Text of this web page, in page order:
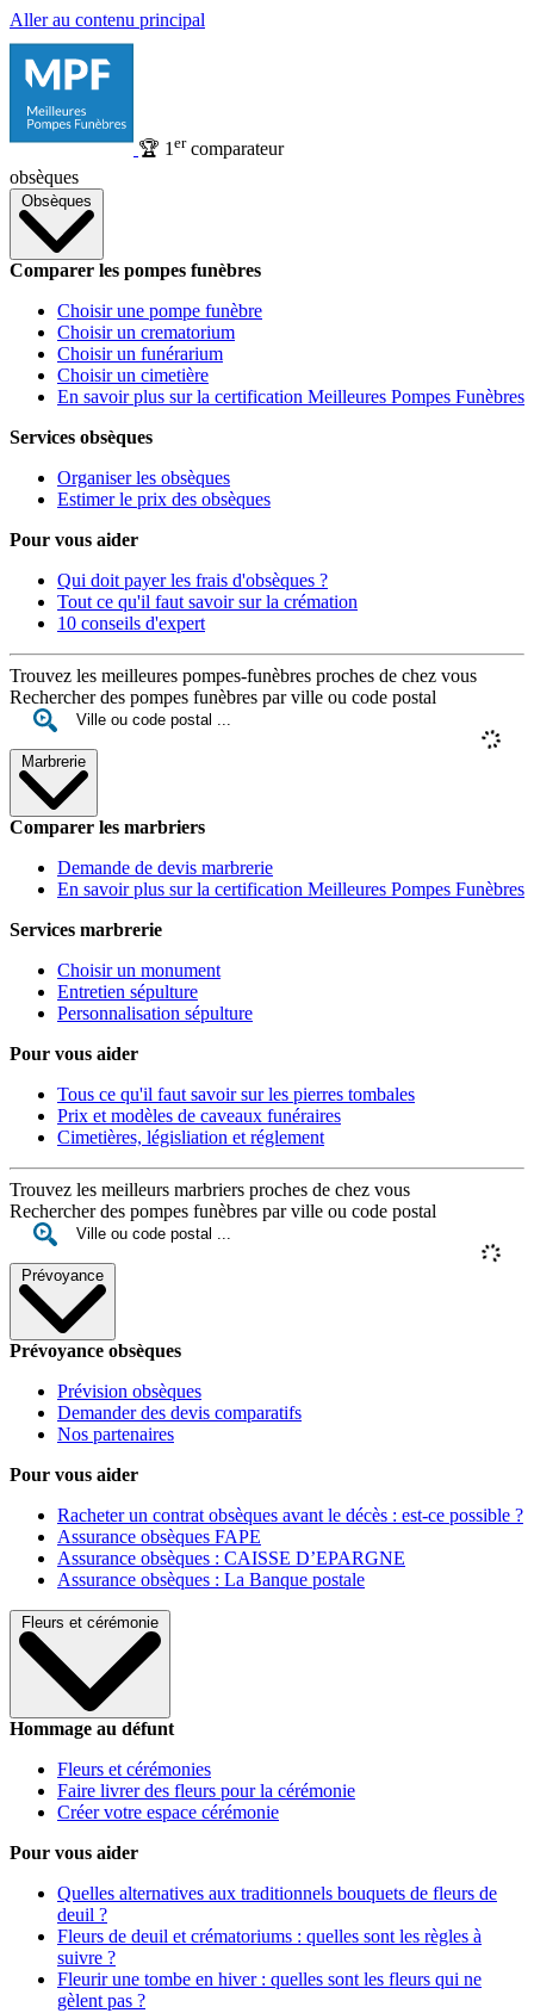
Aller au contenu principal
🏆 1 ercomparateur
obsèques
Obsèques
Comparer les pompes funèbres
Choisir une pompe funèbre
Choisir un crematorium
Choisir un funérarium
Choisir un cimetière
En savoir plus sur la certification Meilleures Pompes Funèbres
Services obsèques
Organiser les obsèques
Estimer le prix des obsèques
Pour vous aider
Qui doit payer les frais d'obsèques ?
Tout ce qu'il faut savoir sur la crémation
10 conseils d'expert
Trouvez les meilleures pompes-funèbres proches de chez vous
Rechercher des pompes funèbres par ville ou code postal
Marbrerie
Comparer les marbriers
Demande de devis marbrerie
En savoir plus sur la certification Meilleures Pompes Funèbres
Services marbrerie
Choisir un monument
Entretien sépulture
Personnalisation sépulture
Pour vous aider
Tous ce qu'il faut savoir sur les pierres tombales
Prix et modèles de caveaux funéraires
Cimetières, législiation et réglement
Trouvez les meilleurs marbriers proches de chez vous
Rechercher des pompes funèbres par ville ou code postal
Prévoyance
Prévoyance obsèques
Prévision obsèques
Demander des devis comparatifs
Nos partenaires
Pour vous aider
Racheter un contrat obsèques avant le décès : est-ce possible ?
Assurance obsèques FAPE
Assurance obsèques : CAISSE D’EPARGNE
Assurance obsèques : La Banque postale
Fleurs et cérémonie
Hommage au défunt
Fleurs et cérémonies
Faire livrer des fleurs pour la cérémonie
Créer votre espace cérémonie
Pour vous aider
Quelles alternatives aux traditionnels bouquets de fleurs de
deuil ?
Fleurs de deuil et crématoriums : quelles sont les règles à
suivre ?
Fleurir une tombe en hiver : quelles sont les fleurs qui ne
gèlent pas ?